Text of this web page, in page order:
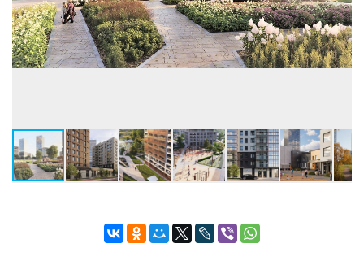
Бренд
Телефон консультанта
Север